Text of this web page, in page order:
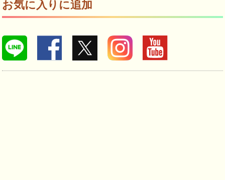
お気に入りに追加